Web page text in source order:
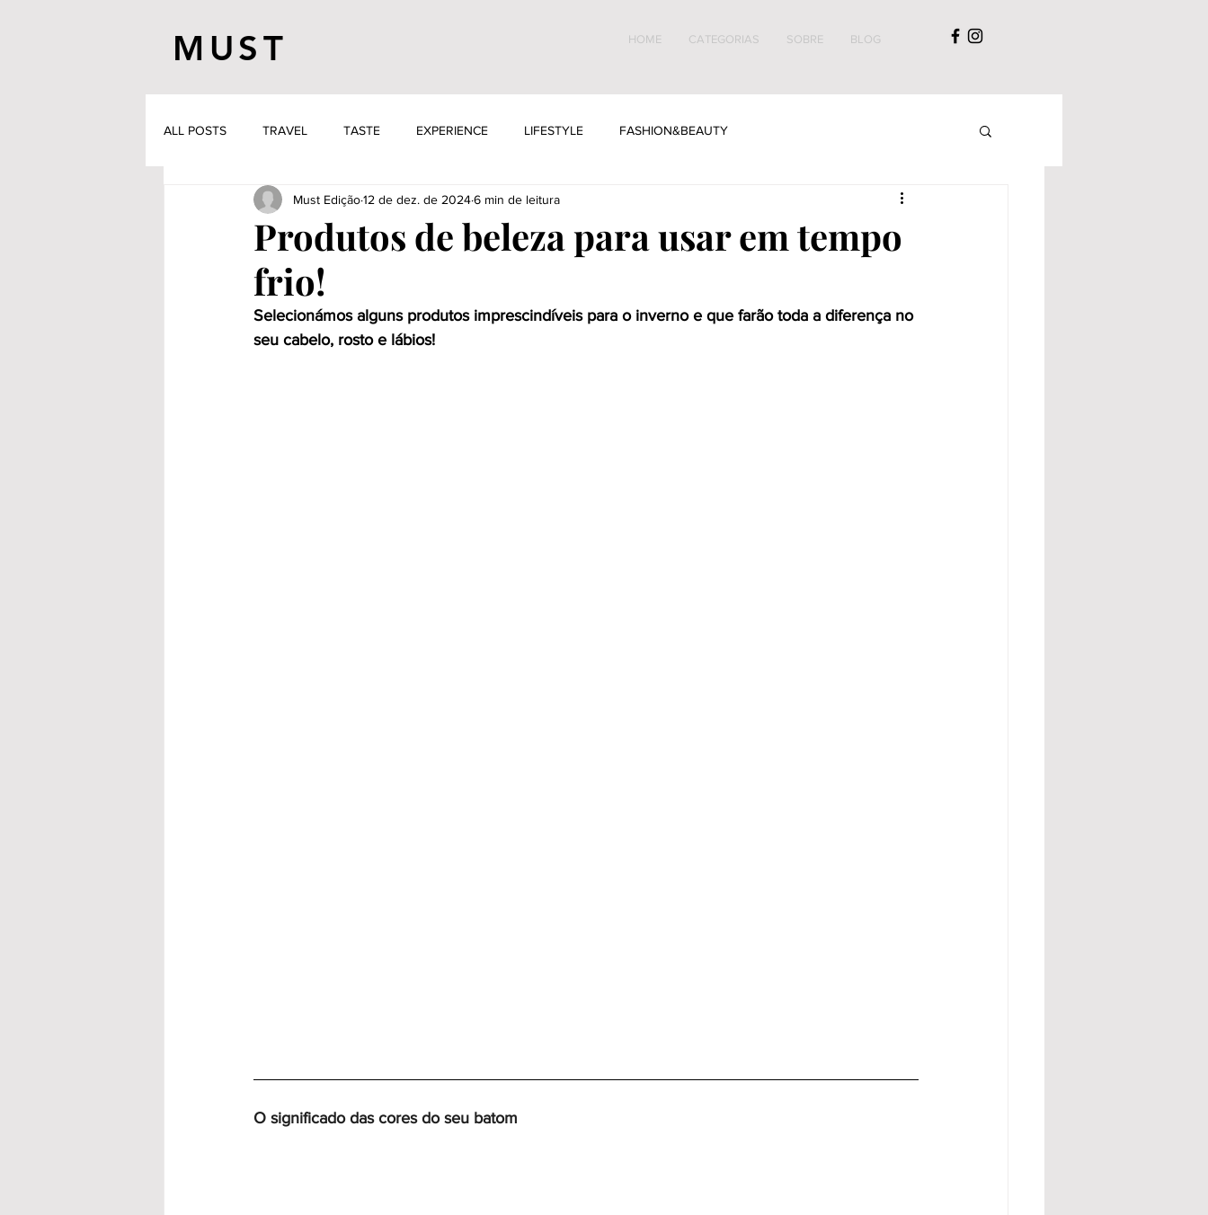
MUST HOME CATEGORIAS SOBRE BLOG
ALL POSTS TRAVEL TASTE EXPERIENCE LIFESTYLE FASHION&BEAUTY
Produtos de beleza para usar em tempo
frio!
Must Edição12 de dez. de 20246 min de leitura
Selecionámos alguns produtos imprescindíveis para o inverno e que farão toda a diferença no
seu cabelo, rosto e lábios!
O significado das cores do seu batom